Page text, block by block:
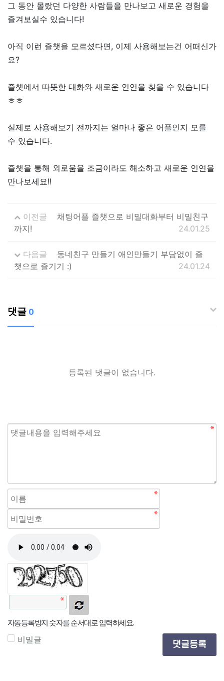
그 동안 몰랐던 다양한 사람들을 만나보고 새로운 경험을
즐겨보실수 있습니다!
아직 이런 즐챗을 모르셨다면, 이제 사용해보는건 어떠신가
요?
즐챗에서 따뜻한 대화와 새로운 인연을 찾을 수 있습니다
ㅎㅎ
실제로 사용해보기 전까지는 얼마나 좋은 어플인지 모를
수 있습니다.
즐챗을 통해 외로움을 조금이라도 해소하고 새로운 인연을
만나보세요!!
이전글
채팅어플 즐챗으로 비밀대화부터 비밀친구
까지!
24.01.25
다음글
동네친구 만들기 애인만들기 부담없이 즐
챗으로 즐기기 :)
24.01.24
댓글 0
등록된 댓글이 없습니다.
자동등록방지 숫자를 순서대로 입력하세요.
비밀글 댓글등록